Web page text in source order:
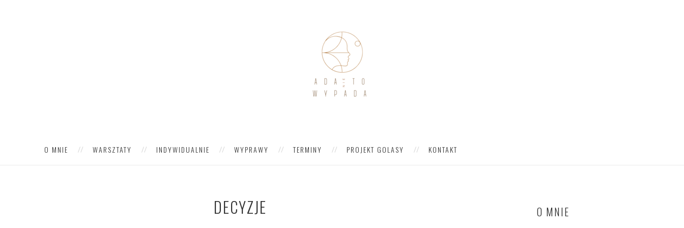
O MNIE WARSZTATY INDYWIDUALNIE WYPRAWY TERMINY PROJEKT GOLASY KONTAKT
DECYZJE O MNIE